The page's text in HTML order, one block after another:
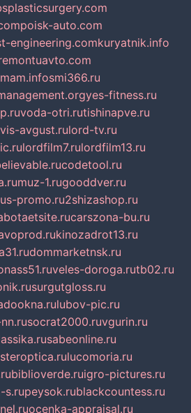
poisk-auto.com
engineering.comkuryatnik.info
smi366.ru
yes-fitness.ru
voda-otri.rutishinapve.ru
avgust.rulord-tv.ru
lordfilm7.rulordfilm13.ru
codetool.ru
muz-1.rugooddver.ru
promo.ru2shizashop.ru
carszona-bu.ru
kinozadrot13.ru
dommarketnsk.ru
veles-doroga.rutb02.ru
surgutgloss.ru
lubov-pic.ru
socrat2000.ruvgurin.ru
sabeonline.ru
lucomoria.ru
biblioverde.ruigro-pictures.ru
s.rupeysok.rublackcountess.ru
ocenka-appraisal.ru